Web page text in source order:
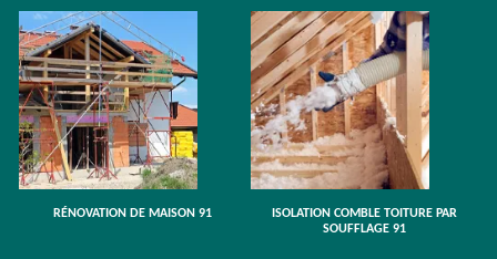
RÉNOVATION DE MAISON 91
ISOLATION COMBLE TOITURE PAR
SOUFFLAGE 91